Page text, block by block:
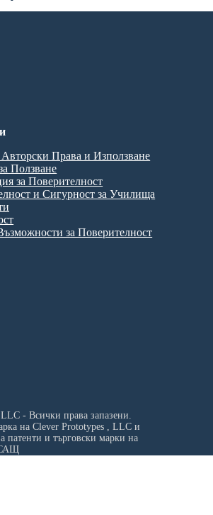
Авторски Права и Използване
Ползване
за Поверителност
и Сигурност за Училища
за Поверителност
- Всички права запазени.
на Clever Prototypes , LLC и
патенти и търговски марки на